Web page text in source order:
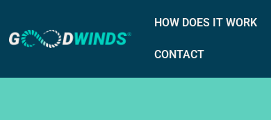
HOW DOES IT WORK
CONTACT